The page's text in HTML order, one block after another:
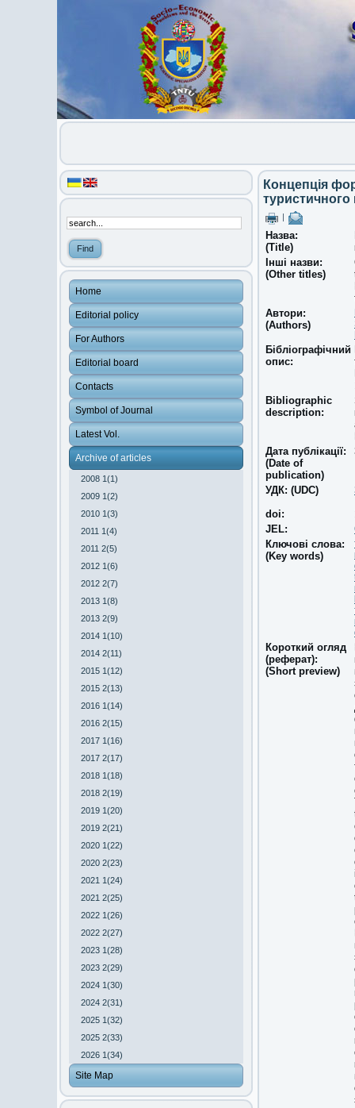
Home
Editorial policy
For Authors
Editorial board
Contacts
Symbol of Journal
Latest Vol.
Archive of articles
2008 1(1)
2009 1(2)
2010 1(3)
2011 1(4)
2011 2(5)
2012 1(6)
2012 2(7)
2013 1(8)
2013 2(9)
2014 1(10)
2014 2(11)
2015 1(12)
2015 2(13)
2016 1(14)
2016 2(15)
2017 1(16)
2017 2(17)
2018 1(18)
2018 2(19)
2019 1(20)
2019 2(21)
2020 1(22)
2020 2(23)
2021 1(24)
2021 2(25)
2022 1(26)
2022 2(27)
2023 1(28)
2023 2(29)
2024 1(30)
2024 2(31)
2025 1(32)
2025 2(33)
2026 1(34)
Site Map
Концепція
туристичного
Назва:
(Title)
Інші назви:
(Other titles)
Автори:
(Authors)
Бібліографічний
опис:
Bibliographic
description:
Дата публікації:
(Date of
publication)
УДК: (UDC)
doi:
JEL:
Ключові слова:
(Key words)
Короткий огляд
(реферат):
(Short preview)